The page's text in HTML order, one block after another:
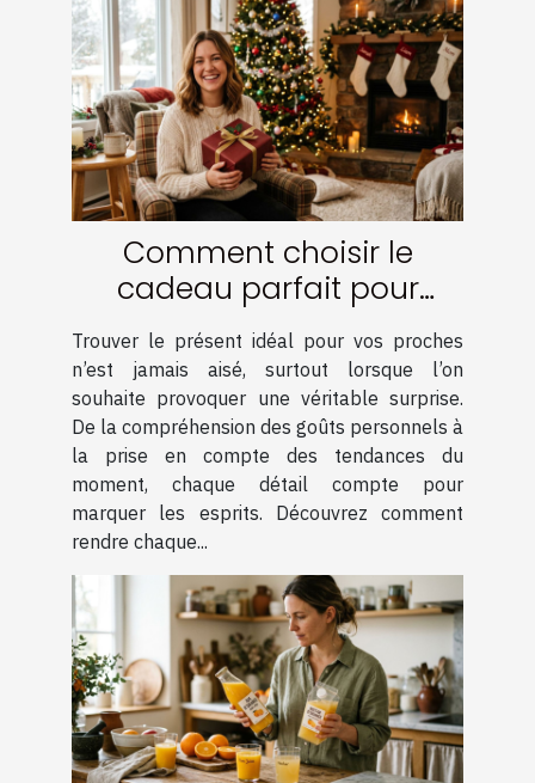
Comment choisir le
cadeau parfait pour
surprendre vos proches ?
Trouver le présent idéal pour vos proches
n’est jamais aisé, surtout lorsque l’on
souhaite provoquer une véritable surprise.
De la compréhension des goûts personnels à
la prise en compte des tendances du
moment, chaque détail compte pour
marquer les esprits. Découvrez comment
rendre chaque...